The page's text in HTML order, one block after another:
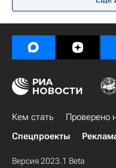
Высшая школа
Уральский федеральный
Томский
Дальневосточный
Алтайский
Петрозаводский
Кем стать Проверено
Спецпроекты
Версия 2023.1 Beta